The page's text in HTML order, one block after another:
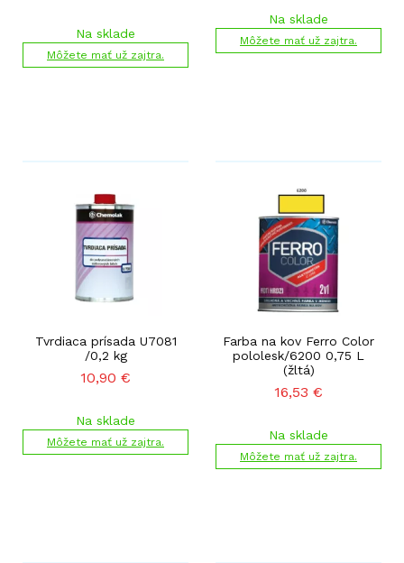
Na sklade
Môžete mať už zajtra.
Na sklade
Môžete mať už zajtra.
Tvrdiaca prísada U7081
/0,2 kg
10,90 €
Na sklade
Môžete mať už zajtra.
Farba na kov Ferro Color
pololesk/6200 0,75 L
(žltá)
16,53 €
Na sklade
Môžete mať už zajtra.